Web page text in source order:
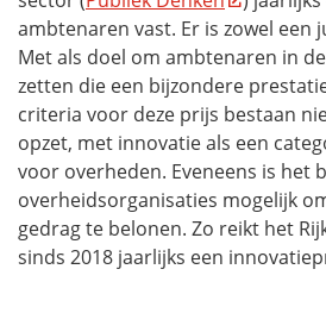
ambtenaren vast. Er is zowel een
Met als doel om ambtenaren in
zetten die een bijzondere
criteria voor deze prijs bestaan
opzet, met innovatie als een
voor overheden. Eveneens is het
overheidsorganisaties mogelijk
gedrag te belonen. Zo reikt het
sinds 2018 jaarlijks een